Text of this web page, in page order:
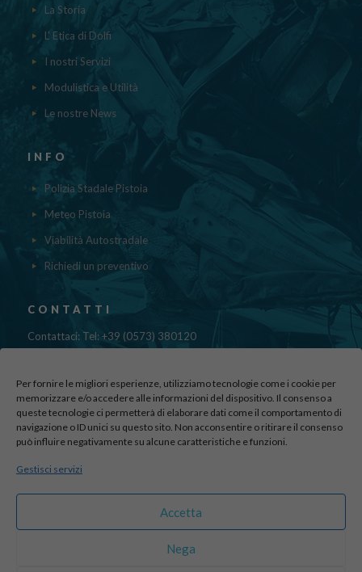
Per fornire le migliori esperienze, utilizziamo tecnologie come i cookie per
memorizzare e/o accedere alle informazioni del dispositivo. Il consenso a
queste tecnologie ci permetterà di elaborare dati come il comportamento di
navigazione o ID unici su questo sito. Non acconsentire o ritirare il consenso
può influire negativamente su alcune caratteristiche e funzioni.
Gestisci servizi
Accetta
Nega
La Storia
L' Etica di Dolfi
I nostri Servizi
Modulistica e Utilità
Le nostre News
INFO
Polizia Stadale Pistoia
Meteo Pistoia
Viabilità Autostradale
Richiedi un preventivo
CONTATTI
Contattaci: Tel: +39 (0573) 380120
Fax: 39 (0573) 985420
Via di Canapale, 10
51100 PISTOIA
Find us here:
sito realizzato da